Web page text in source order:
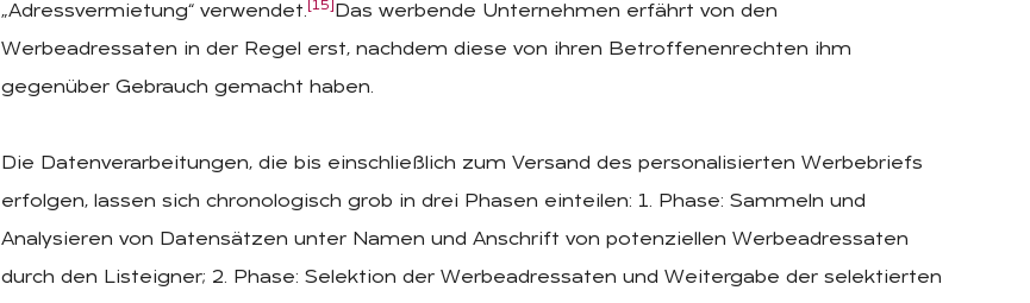
„Adressvermietung“ verwendet. [15]
Das werbende Unternehmen erfährt von den
Werbeadressaten in der Regel erst, nachdem diese von ihren Betroffenenrechten ihm
gegenüber Gebrauch gemacht haben.
Die Datenverarbeitungen, die bis einschließlich zum Versand des personalisierten Werbebriefs
erfolgen, lassen sich chronologisch grob in drei Phasen einteilen: 1. Phase: Sammeln und
Analysieren von Datensätzen unter Namen und Anschrift von potenziellen Werbeadressaten
durch den Listeigner; 2. Phase: Selektion der Werbeadressaten und Weitergabe der selektierten